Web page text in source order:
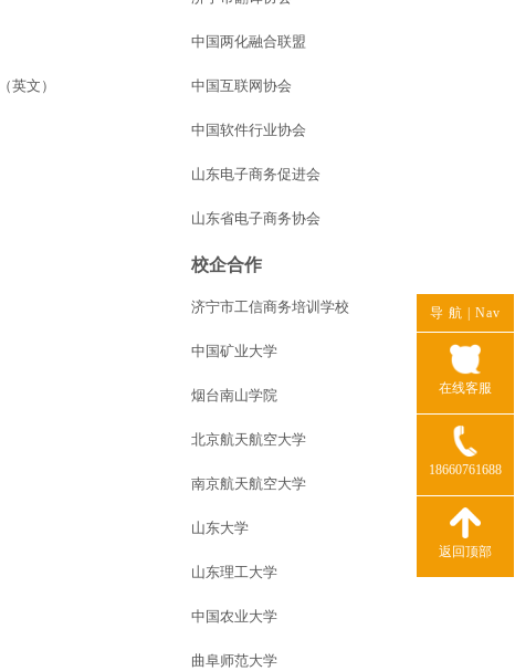
英文）
中国两化融合联盟
中国互联网协会
中国软件行业协会
山东电子商务促进会
山东省电子商务协会
校企合作
济宁市工信商务培训学校
中国矿业大学
烟台南山学院
北京航天航空大学
南京航天航空大学
山东大学
山东理工大学
中国农业大学
曲阜师范大学
导 航 | Nav
在线客服
18660761688
返回顶部